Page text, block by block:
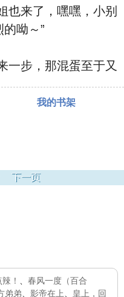
也来了，嘿嘿，小别
呦～”
一步，那混蛋至于又
我的书架
下一页
！
春风一度（百合
弟弟 影帝在上 皇上，回